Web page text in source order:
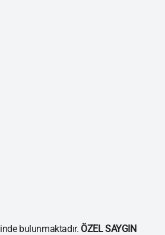
bulunmaktadır. ÖZEL SAYGIN